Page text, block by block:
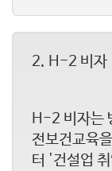
​2. H-2 비자
H-2 비자는
전보건교육
터 '건설업